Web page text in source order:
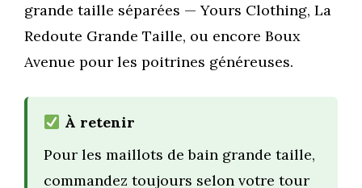
grande taille séparées — Yours Clothing, La
Redoute Grande Taille, ou encore Boux
Avenue pour les poitrines généreuses.
À retenir
Pour les maillots de bain grande taille,
commandez toujours selon votre tour